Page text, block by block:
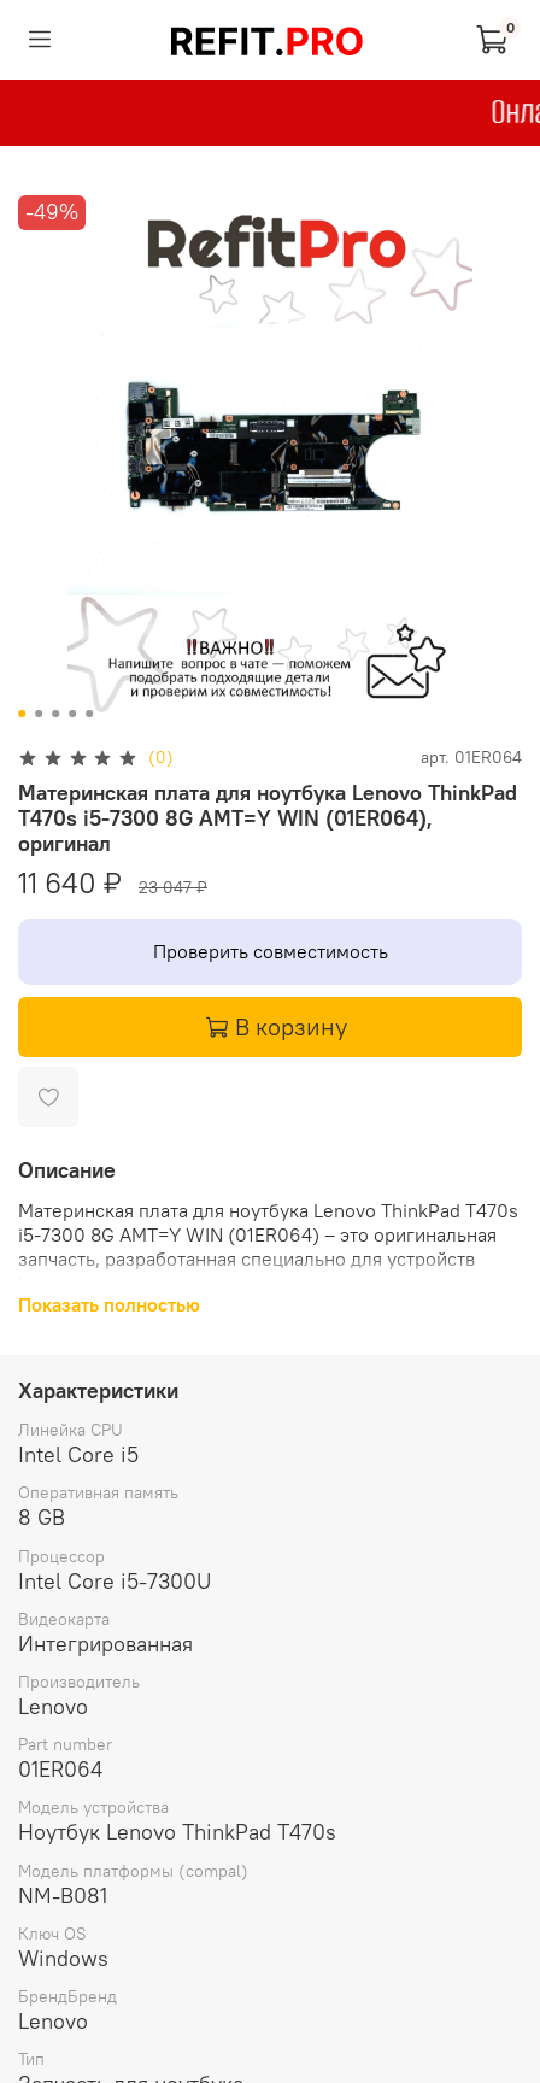
0
-49%
(0) арт. 01ER064
Материнская плата для ноутбука Lenovo ThinkPad
T470s i5-7300 8G AMT=Y WIN (01ER064),
оригинал
11 640 ₽ 23 047 ₽
Проверить совместимость
В корзину
Описание
Материнская плата для ноутбука Lenovo ThinkPad T470s
i5-7300 8G AMT=Y WIN (01ER064) – это оригинальная
запчасть, разработанная специально для устройств
производительность и стабильность работы ноутбука.
Интегрированная видеочип обеспечивает качественное
и плавное воспроизведение видео, что делает работу с
Комплектация материнской платы включает в себя все
необходимые компоненты для установки и
использования.
Вес материнской платы составляет всего 300 грамм,
что делает ее легкой и удобной для транспортировки и
Выбирая материнскую плату для ноутбука Lenovo
ThinkPad T470s i5-7300 8G AMT=Y WIN (01ER064), вы
получаете оригинальную запчасть от проверенного
долгосрочную работу вашего устройства.
Показать полностью
Характеристики
Линейка CPU
Intel Core i5
Оперативная память
8 GB
Процессор
Intel Core i5-7300U
Видеокарта
Интегрированная
Производитель
Lenovo
Part number
01ER064
Модель устройства
Ноутбук Lenovo ThinkPad T470s
Модель платформы (compal)
NM-B081
Ключ OS
Windows
БрендБренд
Lenovo
Тип